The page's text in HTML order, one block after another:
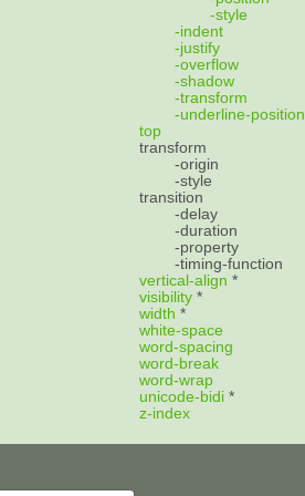
-style
-indent
-justify
-overflow
-shadow
-transform
-underline-position
top
transform
-origin
-style
transition
-delay
-duration
-property
-timing-function
vertical-align *
visibility *
width *
white-space
word-spacing
word-break
word-wrap
unicode-bidi *
z-index